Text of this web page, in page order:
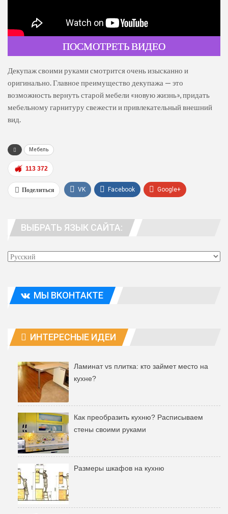
ПОСМОТРЕТЬ ВИДЕО
Декупаж своими руками смотрится очень изысканно и
оригинально. Главное преимущество декупажа — это
возможность вернуть старой мебели «новую жизнь», придать
мебельному гарнитуру свежести и привлекательный внешний
вид.
Мебель
113 372
Поделиться VK Facebook Google+
Эл. адрес
ВЫБРАТЬ ЯЗЫК САЙТА:
МЫ ВКОНТАКТЕ
ИНТЕРЕСНЫЕ ИДЕИ
Ламинат vs плитка: кто займет место на
кухне?
Как преобразить кухню? Расписываем
стены своими руками
Размеры шкафов на кухню